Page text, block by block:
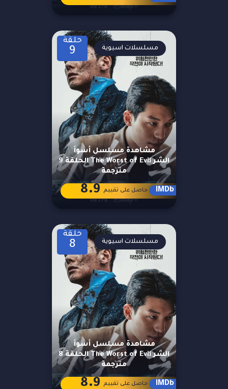
حلقة
9
مشاهدة مسلسل أسوأ
الشر The Worst of Evil الحلقة 9
مترجمة
مسلسلات اسيوية
IMDb حاصل على تقييم 8.9
حلقة
8
مشاهدة مسلسل أسوأ
الشر The Worst of Evil الحلقة 8
مترجمة
مسلسلات اسيوية
IMDb حاصل على تقييم 8.9